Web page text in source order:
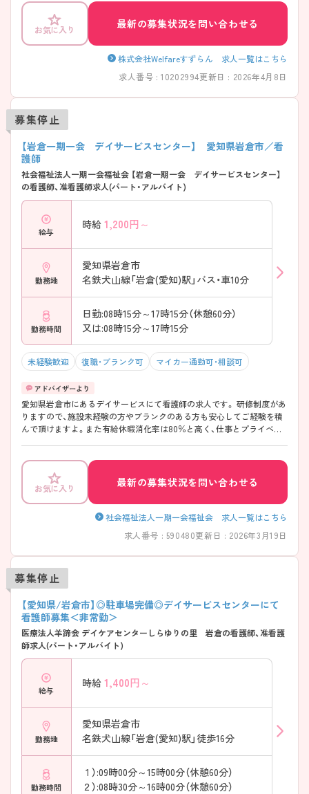
お気に入り 最新の募集状況を問い合わせる
株式会社Welfareすずらん 求人一覧はこちら
求人番号 : 10202994更新日 : 2026年4月8日
募集停止
【岩倉一期一会 デイサービスセンター】 愛知県岩倉市／看
護師
社会福祉法人一期一会福祉会 【岩倉一期一会 デイサービスセンター】
の看護師、准看護師求人(パート・アルバイト)
給与
時給 1,200円～
勤務地
愛知県岩倉市
名鉄犬山線「岩倉(愛知)駅」バス・車10分
勤務時間
日勤:08時15分～17時15分（休憩60分）
又は:08時15分～17時15分
未経験歓迎 復職・ブランク可 マイカー通勤可・相談可
愛知県岩倉市にあるデイサービスにて看護師の求人です。 研修制度があ
りますので、施設未経験の方やブランクのある方も安心してご経験を積
んで頂けますよ。また有給休暇消化率は80％と高く、仕事とプライベー
お気に入り 最新の募集状況を問い合わせる
社会福祉法人一期一会福祉会 求人一覧はこちら
求人番号 : 590480更新日 : 2026年3月19日
募集停止
【愛知県/岩倉市】◎駐車場完備◎デイサービスセンターにて
看護師募集＜非常勤＞
医療法人羊蹄会 デイケアセンターしらゆりの里 岩倉の看護師、准看護
師求人(パート・アルバイト)
給与
時給 1,400円～
勤務地
愛知県岩倉市
名鉄犬山線「岩倉(愛知)駅」徒歩16分
勤務時間
１）:09時00分～15時00分（休憩60分）
２）:08時30分～16時00分（休憩60分）